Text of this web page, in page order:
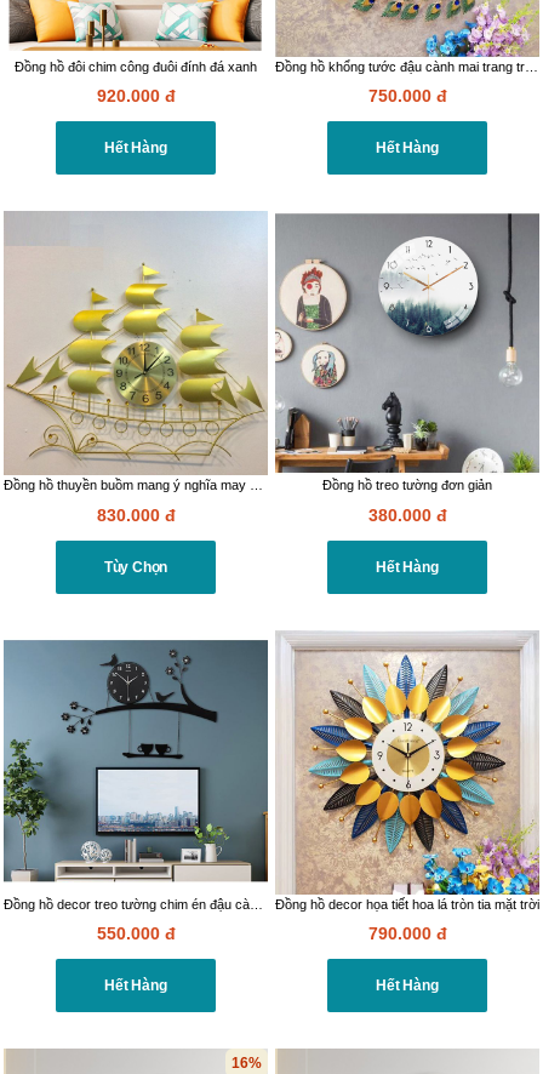
Đồng hồ đôi chim công đuôi đính đá xanh
920.000 đ
Hết Hàng
750.000 đ
Hết Hàng
Đồng hồ thuyền buồm mang ý nghĩa may mắn
830.000 đ
Tùy Chọn
Đồng hồ treo tường đơn giản
380.000 đ
Hết Hàng
550.000 đ
Hết Hàng
Đồng hồ decor họa tiết hoa lá tròn tia mặt trời
790.000 đ
Hết Hàng
16%